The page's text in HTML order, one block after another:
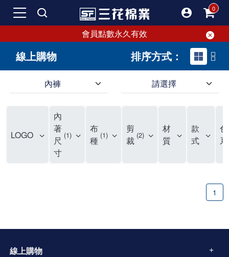
會員點數永久有效
線上購物 排序方式：
內褲 請選擇
LOGO
內
著
尺
寸
1
布
種 1
剪
裁 2
材
質
款
式
色
系
1
線上購物